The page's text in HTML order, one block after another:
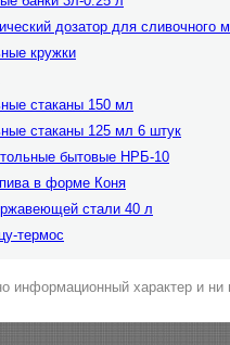
дозатор для сливочного
кружки
стаканы 150 мл
стаканы 125 мл 6 штук
бытовые НРБ-10
в форме Коня
стали 40 л
термос
информационный характер и ни